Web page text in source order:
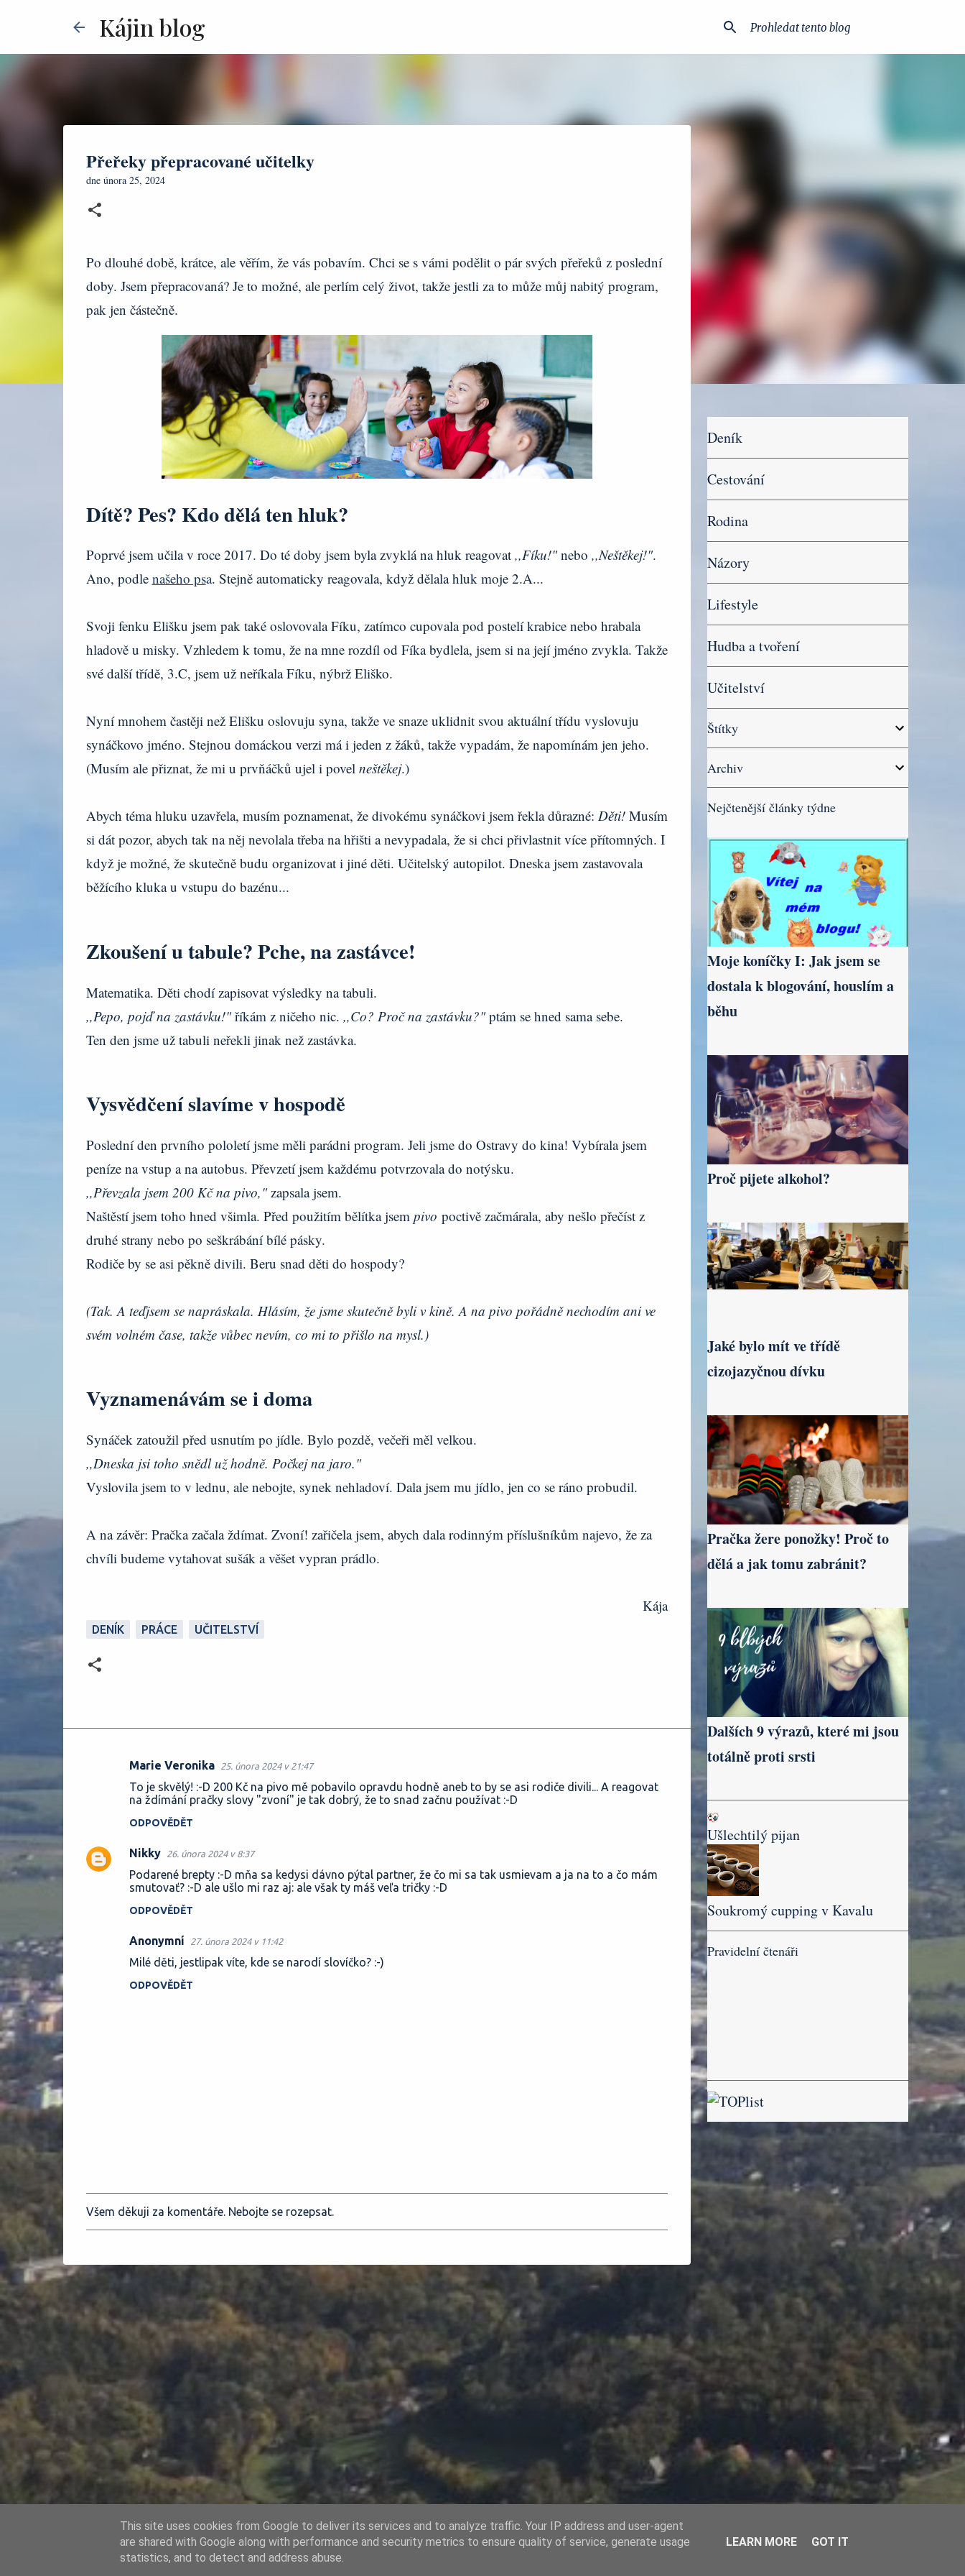
Kájin blog
Přeřeky přepracované učitelky
dne února 25, 2024
Po dlouhé době, krátce, ale věřím, že vás pobavím. Chci se s vámi podělit o pár svých přeřeků z poslední
doby. Jsem přepracovaná? Je to možné, ale perlím celý život, takže jestli za to může můj nabitý program,
pak jen částečně.
Dítě? Pes? Kdo dělá ten hluk?
Poprvé jsem učila v roce 2017. Do té doby jsem byla zvyklá na hluk reagovat ,,Fíku!"nebo ,,Neštěkej!".
Ano, podle našeho psa. Stejně automaticky reagovala, když dělala hluk moje 2.A...
Svoji fenku Elišku jsem pak také oslovovala Fíku, zatímco cupovala pod postelí krabice nebo hrabala
hladově u misky. Vzhledem k tomu, že na mne rozdíl od Fíka bydlela, jsem si na její jméno zvykla. Takže
své další třídě, 3.C, jsem už neříkala Fíku, nýbrž Eliško.
Nyní mnohem častěji než Elišku oslovuju syna, takže ve snaze uklidnit svou aktuální třídu vyslovuju
synáčkovo jméno. Stejnou domáckou verzi má i jeden z žáků, takže vypadám, že napomínám jen jeho.
(Musím ale přiznat, že mi u prvňáčků ujel i povel neštěkej.)
Abych téma hluku uzavřela, musím poznamenat, že divokému synáčkovi jsem řekla důrazné: Děti! Musím
si dát pozor, abych tak na něj nevolala třeba na hřišti a nevypadala, že si chci přivlastnit více přítomných. I
když je možné, že skutečně budu organizovat i jiné děti. Učitelský autopilot. Dneska jsem zastavovala
běžícího kluka u vstupu do bazénu...
Zkoušení u tabule? Pche, na zastávce!
Matematika. Děti chodí zapisovat výsledky na tabuli.
,,Pepo, pojď na zastávku!"říkám z ničeho nic. ,,Co? Proč na zastávku?"ptám se hned sama sebe.
Ten den jsme už tabuli neřekli jinak než zastávka.
Vysvědčení slavíme v hospodě
Poslední den prvního pololetí jsme měli parádni program. Jeli jsme do Ostravy do kina! Vybírala jsem
peníze na vstup a na autobus. Převzetí jsem každému potvrzovala do notýsku.
,,Převzala jsem 200 Kč na pivo," zapsala jsem.
Naštěstí jsem toho hned všimla. Před použitím bělítka jsem pivo poctivě začmárala, aby nešlo přečíst z
druhé strany nebo po seškrábání bílé pásky.
Rodiče by se asi pěkně divili. Beru snad děti do hospody?
(Tak. A teďjsem se napráskala. Hlásím, že jsme skutečně byli v kině. A na pivo pořádně nechodím ani ve
svém volném čase, takže vůbec nevím, co mi to přišlo na mysl.)
Vyznamenávám se i doma
Synáček zatoužil před usnutím po jídle. Bylo pozdě, večeři měl velkou.
,,Dneska jsi toho snědl už hodně. Počkej na jaro."
Vyslovila jsem to v lednu, ale nebojte, synek nehladoví. Dala jsem mu jídlo, jen co se ráno probudil.
A na závěr: Pračka začala ždímat. Zvoní! zařičela jsem, abych dala rodinným příslušníkům najevo, že za
chvíli budeme vytahovat sušák a věšet vypran prádlo.
Kája
DENÍK PRÁCE UČITELSTVÍ
n
Marie Veronika 25. února 2024 v 21:47
To je skvělý! :-D 200 Kč na pivo mě pobavilo opravdu hodně aneb to by se asi rodiče divili... A reagovat
na ždímání pračky slovy "zvoní" je tak dobrý, že to snad začnu používat :-D
ODPOVĚDĚT
Nikky 26. února 2024 v 8:37
Podarené brepty :-D mňa sa kedysi dávno pýtal partner, že čo mi sa tak usmievam a ja na to a čo mám
smutovať? :-D ale ušlo mi raz aj: ale však ty máš veľa tričky :-D
ODPOVĚDĚT
Anonymní 27. února 2024 v 11:42
Milé děti, jestlipak víte, kde se narodí slovíčko? :-)
ODPOVĚDĚT
O
k
e
o
Všem děkuji za komentáře. Nebojte se rozepsat.
Deník
Cestování
Rodina
Názory
Lifestyle
Hudba a tvoření
Učitelství
Štítky
Archiv
Nejčtenější články týdne
Moje koníčky I: Jak jsem se
dostala k blogování, houslím a
běhu
Proč pijete alkohol?
Jaké bylo mít ve třídě
cizojazyčnou dívku
Pračka žere ponožky! Proč to
dělá a jak tomu zabránit?
Dalších 9 výrazů, které mi jsou
totálně proti srsti
Ušlechtilý pijan
Soukromý cupping v Kavalu
Pravidelní čtenáři
Používá technologii služby Blogger
This site uses cookies from Google to deliver its services and to analyze traffic. Your IP address and user-agent
are shared with Google along with performance and security metrics to ensure quality of service, generate usage
statistics, and to detect and address abuse.
LEARN MORE GOT IT